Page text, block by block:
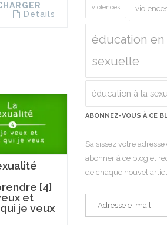
Details
[4]
et
je veux
violences
éducation en
sexuelle
éducation à la
ABONNEZ-VOUS À CE
Saisissez votre
abonner à ce blog et
de chaque nouvel
Adresse
e-